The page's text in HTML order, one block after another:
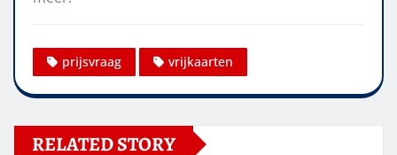
prijsvraag vrijkaarten
RELATED STORY